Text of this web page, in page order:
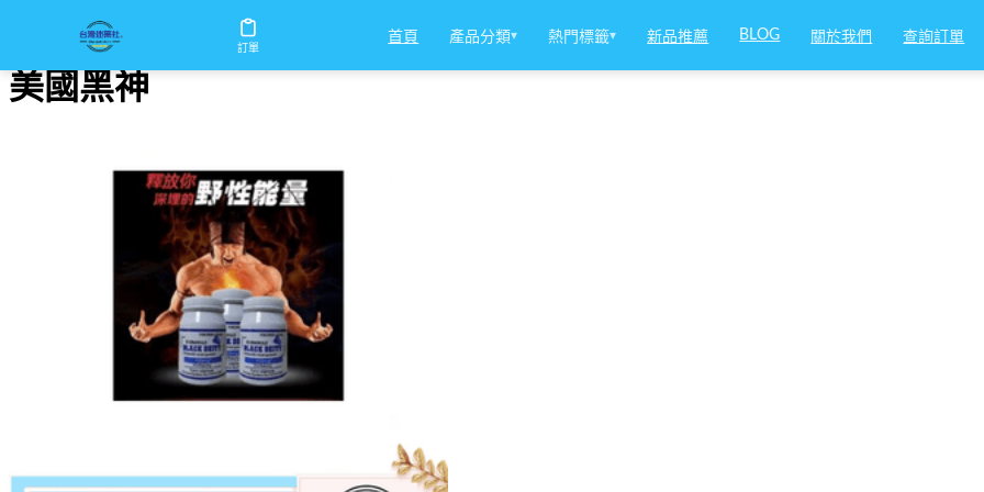
訂單
首頁 產品分類▾ 熱門標籤▾ 新品推薦 BLOG 關於我們 查詢訂單
美國黑神
美國黑神